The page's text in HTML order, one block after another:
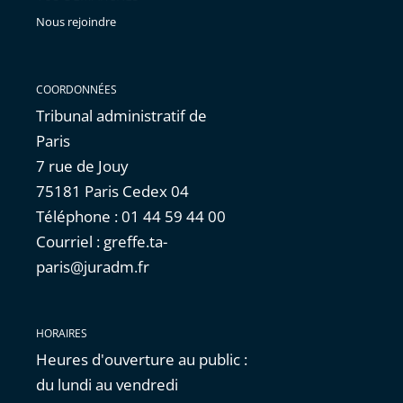
Nous rejoindre
COORDONNÉES
Tribunal administratif de
Paris
7 rue de Jouy
75181 Paris Cedex 04
Téléphone : 01 44 59 44 00
Courriel : greffe.ta-
paris@juradm.fr
HORAIRES
Heures d'ouverture au public :
du lundi au vendredi